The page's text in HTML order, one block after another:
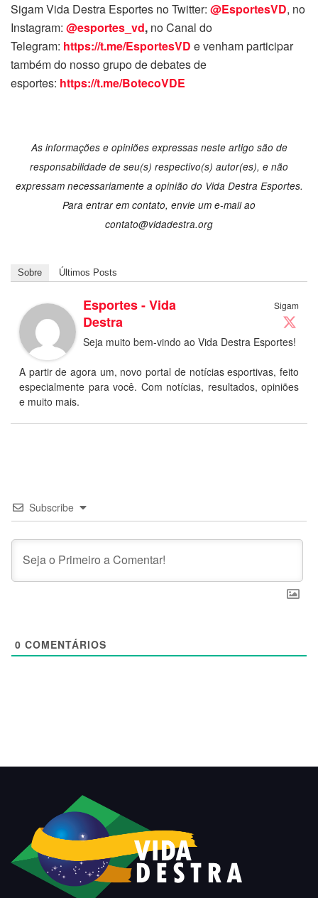
Sigam Vida Destra Esportes no Twitter: @EsportesVD, no
Instagram: @esportes_vd, no Canal do
Telegram: https://t.me/EsportesVD e venham participar
também do nosso grupo de debates de
esportes: https://t.me/BotecoVDE
As informações e opiniões expressas neste artigo são de
responsabilidade de seu(s) respectivo(s) autor(es), e não
expressam necessariamente a opinião do Vida Destra Esportes.
Para entrar em contato, envie um e-mail ao
contato@vidadestra.org
Sobre Últimos Posts
Sigam
Esportes - Vida
Destra
Seja muito bem-vindo ao Vida Destra Esportes!
A partir de agora um, novo portal de notícias esportivas, feito
especialmente para você. Com notícias, resultados, opiniões
e muito mais.
Subscribe
0 COMENTÁRIOS